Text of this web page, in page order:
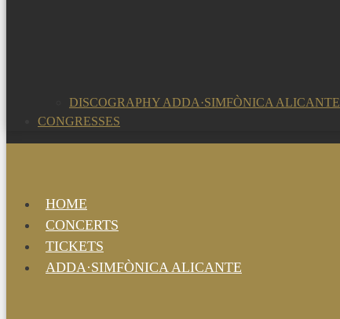
DISCOGRAPHY ADDA·SIMFÒNICA ALICANTE
CONGRESSES
HOME
CONCERTS
TICKETS
ADDA·SIMFÒNICA ALICANTE